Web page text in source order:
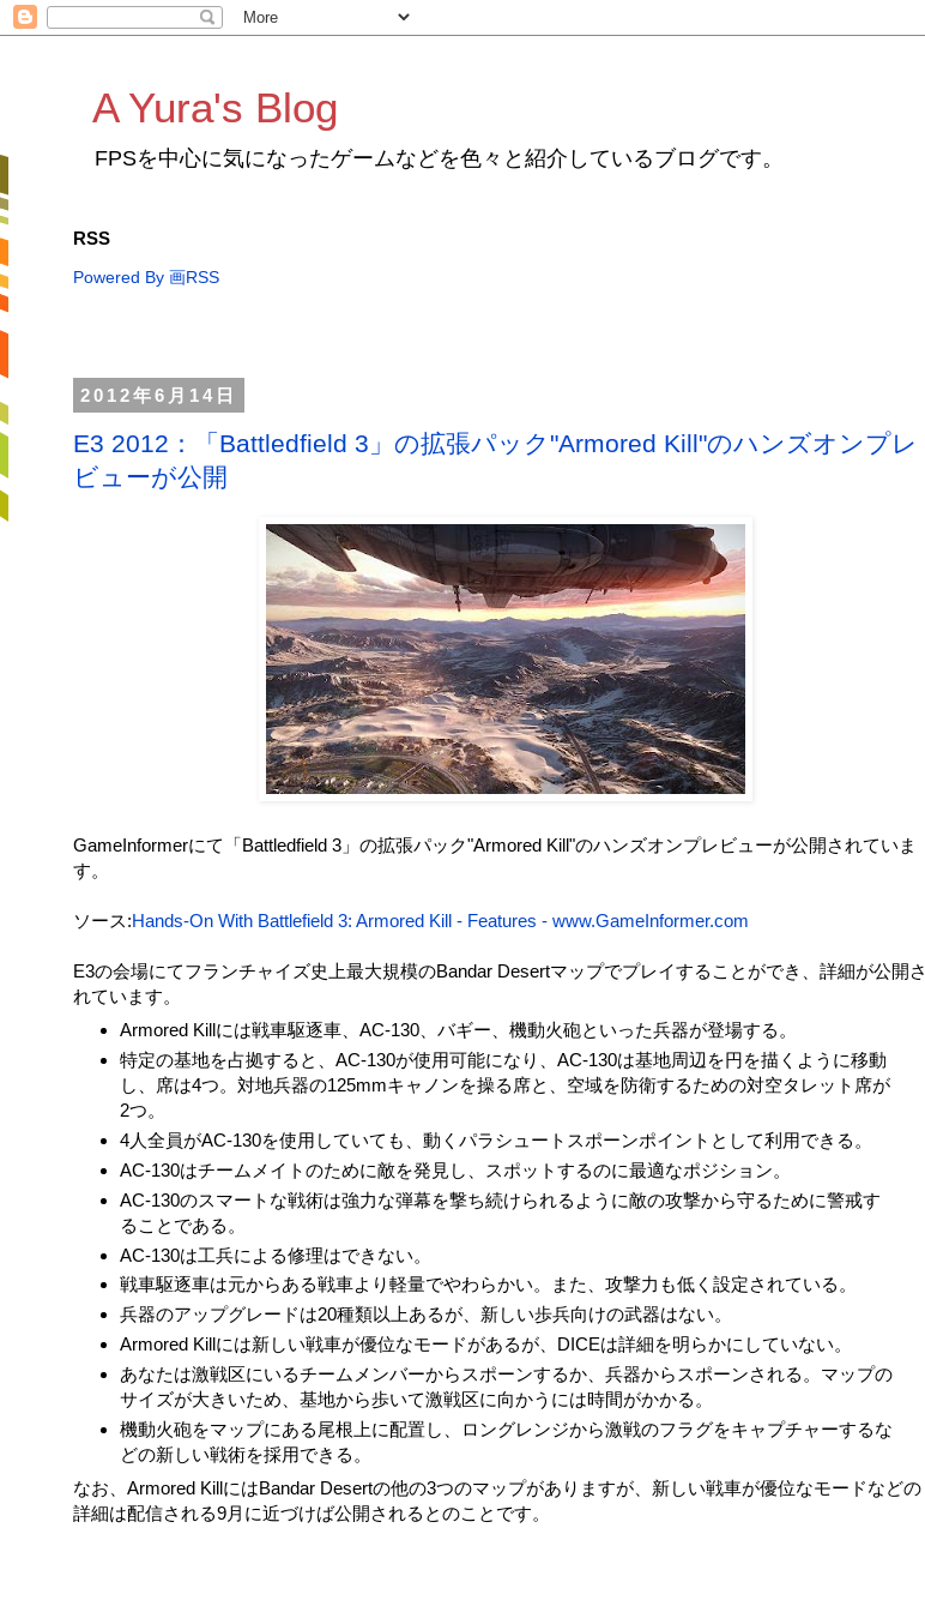
A Yura's Blog
FPSを中心に気になったゲームなどを色々と紹介しているブログです。
RSS
Powered By 画RSS
2012年6月14日
E3 2012：「Battledfield 3」の拡張パック"Armored Kill"のハンズオンプレ
ビューが公開
GameInformerにて「Battledfield 3」の拡張パック"Armored Kill"のハンズオンプレビューが公開されていま
す。
ソース:Hands-On With Battlefield 3: Armored Kill - Features - www.GameInformer.com
E3の会場にてフランチャイズ史上最大規模のBandar Desertマップでプレイすることができ、詳細が公開さ
れています。
Armored Killには戦車駆逐車、AC-130、バギー、機動火砲といった兵器が登場する。
特定の基地を占拠すると、AC-130が使用可能になり、AC-130は基地周辺を円を描くように移動
し、席は4つ。対地兵器の125mmキャノンを操る席と、空域を防衛するための対空タレット席が
2つ。
4人全員がAC-130を使用していても、動くパラシュートスポーンポイントとして利用できる。
AC-130はチームメイトのために敵を発見し、スポットするのに最適なポジション。
AC-130のスマートな戦術は強力な弾幕を撃ち続けられるように敵の攻撃から守るために警戒す
ることである。
AC-130は工兵による修理はできない。
戦車駆逐車は元からある戦車より軽量でやわらかい。また、攻撃力も低く設定されている。
兵器のアップグレードは20種類以上あるが、新しい歩兵向けの武器はない。
Armored Killには新しい戦車が優位なモードがあるが、DICEは詳細を明らかにしていない。
あなたは激戦区にいるチームメンバーからスポーンするか、兵器からスポーンされる。マップの
サイズが大きいため、基地から歩いて激戦区に向かうには時間がかかる。
機動火砲をマップにある尾根上に配置し、ロングレンジから激戦のフラグをキャプチャーするな
どの新しい戦術を採用できる。
なお、Armored KillにはBandar Desertの他の3つのマップがありますが、新しい戦車が優位なモードなどの
詳細は配信される9月に近づけば公開されるとのことです。